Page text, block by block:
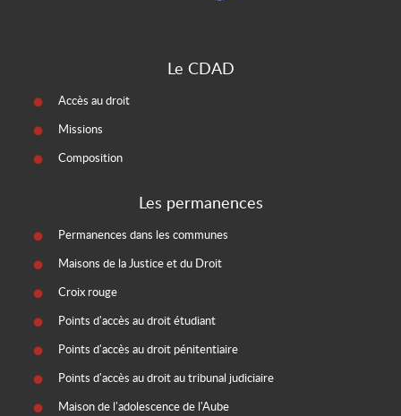
Le CDAD
Accès au droit
Missions
Composition
Les permanences
Permanences dans les communes
Maisons de la Justice et du Droit
Croix rouge
Points d'accès au droit étudiant
Points d'accès au droit pénitentiaire
Points d'accès au droit au tribunal judiciaire
Maison de l'adolescence de l'Aube